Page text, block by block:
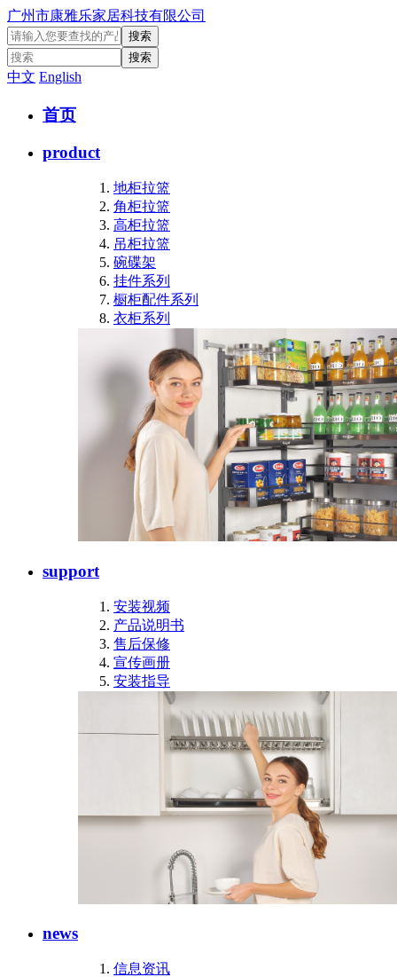
广州市康雅乐家居科技有限公司
中文 English
首页
product
地柜拉篮
角柜拉篮
高柜拉篮
吊柜拉篮
碗碟架
挂件系列
橱柜配件系列
衣柜系列
support
安装视频
产品说明书
售后保修
宣传画册
安装指导
news
信息资讯